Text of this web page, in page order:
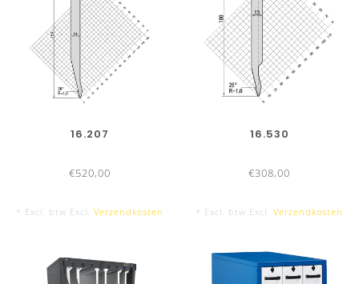
16.207
€520,00
* Excl. btw Excl. Verzendkosten
16.530
€308,00
* Excl. btw Excl. Verzendkosten